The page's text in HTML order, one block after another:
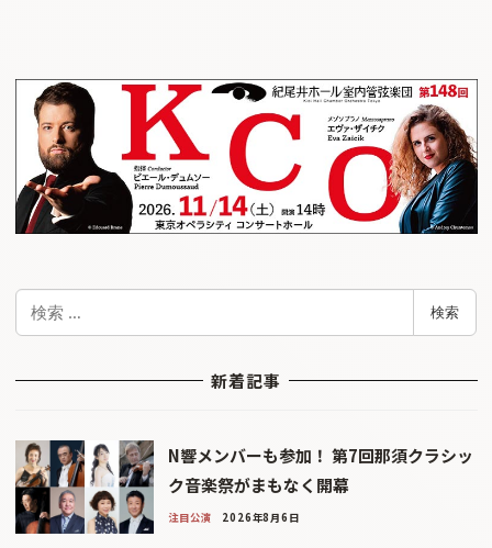
検索
新着記事
N響メンバーも参加！ 第7回那須クラシッ
ク音楽祭がまもなく開幕
注目公演 2026年8月6日